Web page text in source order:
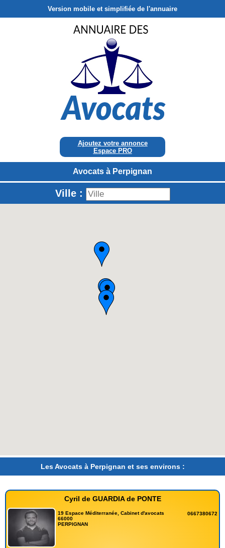
Version mobile et simplifiée de l'annuaire
Ajoutez votre annonce
Espace PRO
Avocats à Perpignan
Ville :
Les Avocats à Perpignan et ses environs :
Cyril de GUARDIA de PONTE
19 Espace Méditerranée, Cabinet d'avocats
66000
PERPIGNAN
0667380672